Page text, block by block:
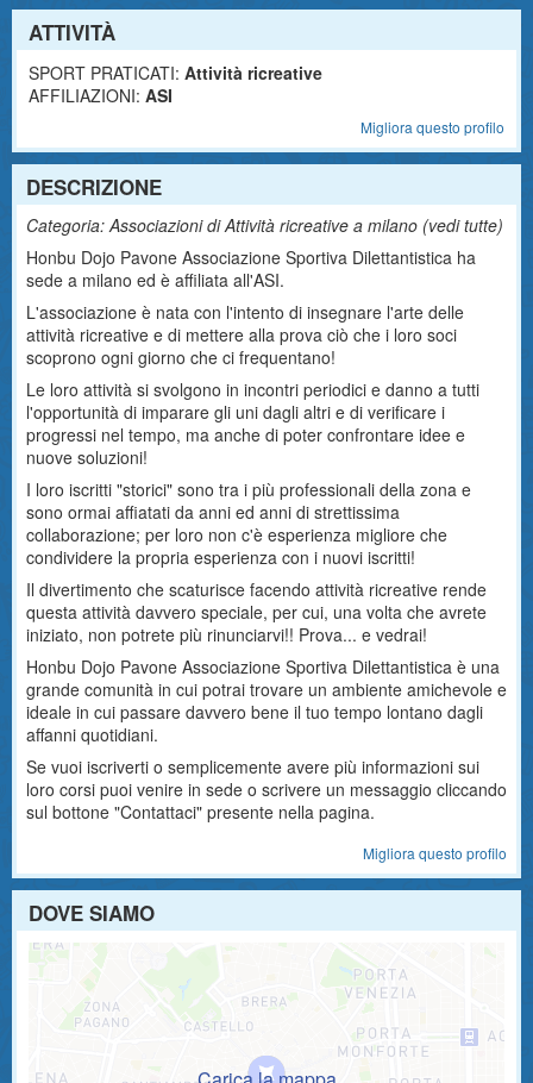
ATTIVITÀ
SPORT PRATICATI: Attività ricreative
AFFILIAZIONI: ASI
Migliora questo profilo
DESCRIZIONE
Categoria: Associazioni di Attività ricreative a milano (vedi tutte)
Honbu Dojo Pavone Associazione Sportiva Dilettantistica ha
sede a milano ed è affiliata all'ASI.
L'associazione è nata con l'intento di insegnare l'arte delle
attività ricreative e di mettere alla prova ciò che i loro soci
scoprono ogni giorno che ci frequentano!
Le loro attività si svolgono in incontri periodici e danno a tutti
l'opportunità di imparare gli uni dagli altri e di verificare i
progressi nel tempo, ma anche di poter confrontare idee e
nuove soluzioni!
I loro iscritti "storici" sono tra i più professionali della zona e
sono ormai affiatati da anni ed anni di strettissima
collaborazione; per loro non c'è esperienza migliore che
condividere la propria esperienza con i nuovi iscritti!
Il divertimento che scaturisce facendo attività ricreative rende
questa attività davvero speciale, per cui, una volta che avrete
iniziato, non potrete più rinunciarvi!! Prova... e vedrai!
Honbu Dojo Pavone Associazione Sportiva Dilettantistica è una
grande comunità in cui potrai trovare un ambiente amichevole e
ideale in cui passare davvero bene il tuo tempo lontano dagli
affanni quotidiani.
Se vuoi iscriverti o semplicemente avere più informazioni sui
loro corsi puoi venire in sede o scrivere un messaggio cliccando
sul bottone "Contattaci" presente nella pagina.
Migliora questo profilo
DOVE SIAMO